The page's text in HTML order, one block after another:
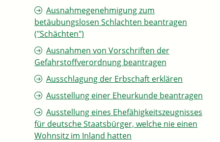
Ausnahmegenehmigung zum
betäubungslosen Schlachten beantragen
("Schächten")
Ausnahmen von Vorschriften der
Gefahrstoffverordnung beantragen
Ausschlagung der Erbschaft erklären
Ausstellung einer Eheurkunde beantragen
Ausstellung eines Ehefähigkeitszeugnisses
für deutsche Staatsbürger, welche nie einen
Wohnsitz im Inland hatten